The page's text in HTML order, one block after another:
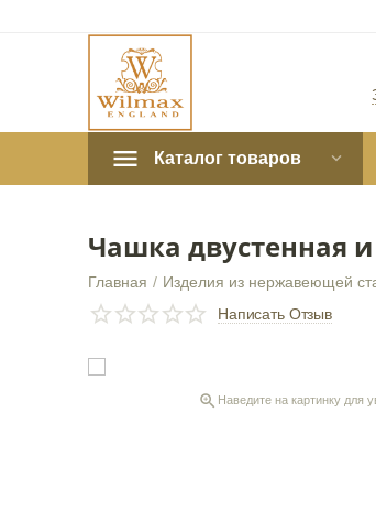
Каталог товаров
Чашка двустенная
Главная / Изделия из нержавеющей
Написать Отзыв
 Наведите на картинку для